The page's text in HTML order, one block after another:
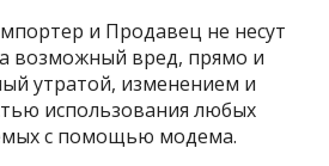
и Продавец не несут
возможный вред, прямо и
утратой, изменением и
использования любых
с помощью модема.